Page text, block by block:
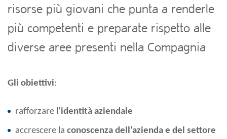
risorse più giovani che punta a renderle
più competenti e preparate rispetto alle
diverse aree presenti nella Compagnia
Gli obiettivi:
rafforzare l’identità aziendale
accrescere la conoscenza dell’azienda e del settore